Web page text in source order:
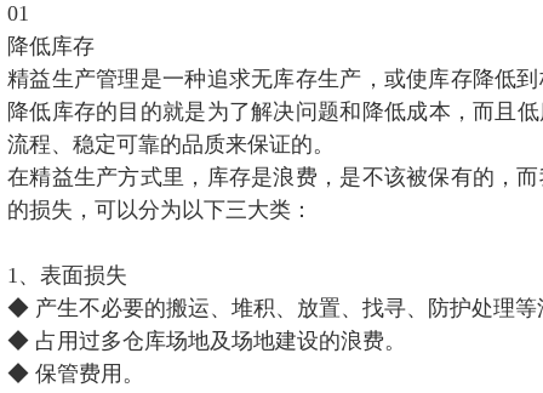
01
降低库存
精益生产管理是一种追求无库存生产，或使库存降低
降低库存的目的就是为了解决问题和降低成本，而且
流程、稳定可靠的品质来保证的。
在精益生产方式里，库存是浪费，是不该被保有的，
的损失，可以分为以下三大类：
1、表面损失
◆ 产生不必要的搬运、堆积、放置、找寻、防护处理等
◆ 占用过多仓库场地及场地建设的浪费。
◆ 保管费用。